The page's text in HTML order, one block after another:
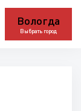
Вологда
Выбрать город